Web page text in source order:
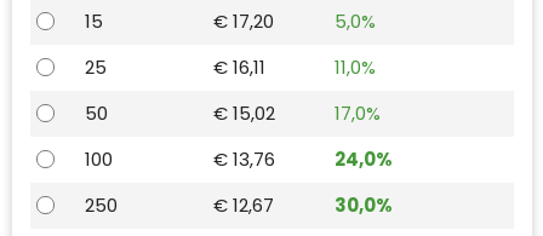
MyKit
Ocean Bottle
Parker
Waterman
15
€ 17,20
5,0%
25
€ 16,11
11,0%
50
€ 15,02
17,0%
100
€ 13,76
24,0%
250
€ 12,67 30,0%